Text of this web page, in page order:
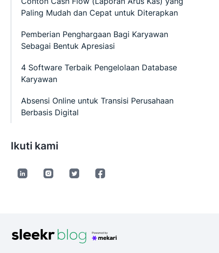
Paling Mudah dan Cepat untuk Diterapkan
Pemberian Penghargaan Bagi Karyawan
Sebagai Bentuk Apresiasi
4 Software Terbaik Pengelolaan Database
Karyawan
Absensi Online untuk Transisi Perusahaan
Berbasis Digital
Ikuti kami